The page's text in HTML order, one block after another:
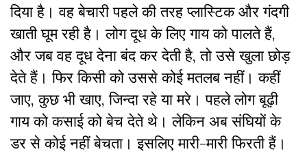
दिया है। वह बेचारी पहले की तरह प्लास्टिक और गंदगी
खाती घूम रही है। लोग दूध के लिए गाय को पालते हैं,
और जब वह दूध देना बंद कर देती है, तो उसे खुला छोड़
देते हैं। फिर किसी को उससे कोई मतलब नहीं। कहीं
जाए, कुछ भी खाए, जिन्दा रहे या मरे। पहले लोग बूढ़ी
गाय को कसाई को बेच देते थे। लेकिन अब संघियों के
डर से कोई नहीं बेचता। इसलिए मारी-मारी फिरती हैं।